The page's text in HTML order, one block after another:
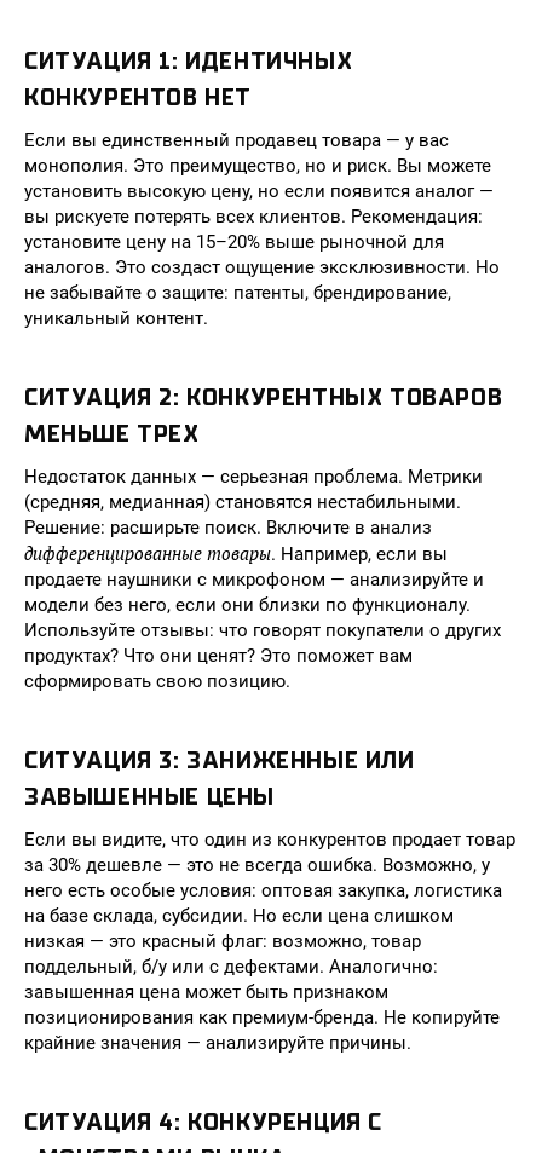
СИТУАЦИЯ 1: ИДЕНТИЧНЫХ
КОНКУРЕНТОВ НЕТ
Если вы единственный продавец товара — у вас
монополия. Это преимущество, но и риск. Вы можете
установить высокую цену, но если появится аналог —
вы рискуете потерять всех клиентов. Рекомендация:
установите цену на 15–20% выше рыночной для
аналогов. Это создаст ощущение эксклюзивности. Но
не забывайте о защите: патенты, брендирование,
уникальный контент.
СИТУАЦИЯ 2: КОНКУРЕНТНЫХ ТОВАРОВ
МЕНЬШЕ ТРЕХ
Недостаток данных — серьезная проблема. Метрики
(средняя, медианная) становятся нестабильными.
Решение: расширьте поиск. Включите в анализ
дифференцированные товары. Например, если вы
продаете наушники с микрофоном — анализируйте и
модели без него, если они близки по функционалу.
Используйте отзывы: что говорят покупатели о других
продуктах? Что они ценят? Это поможет вам
сформировать свою позицию.
СИТУАЦИЯ 3: ЗАНИЖЕННЫЕ ИЛИ
ЗАВЫШЕННЫЕ ЦЕНЫ
Если вы видите, что один из конкурентов продает товар
за 30% дешевле — это не всегда ошибка. Возможно, у
него есть особые условия: оптовая закупка, логистика
на базе склада, субсидии. Но если цена слишком
низкая — это красный флаг: возможно, товар
поддельный, б/у или с дефектами. Аналогично:
завышенная цена может быть признаком
позиционирования как премиум-бренда. Не копируйте
крайние значения — анализируйте причины.
СИТУАЦИЯ 4: КОНКУРЕНЦИЯ С